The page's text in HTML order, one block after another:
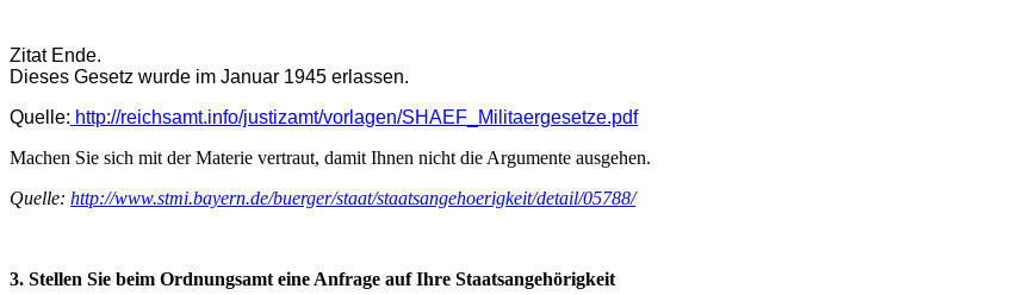
Zitat Ende.
Dieses Gesetz wurde im Januar 1945 erlassen.
Quelle: http://reichsamt.info/justizamt/vorlagen/SHAEF_Militaergesetze.pdf
Machen Sie sich mit der Materie vertraut, damit Ihnen nicht die Argumente ausgehen.
Quelle: http://www.stmi.bayern.de/buerger/staat/staatsangehoerigkeit/detail/05788/
3. Stellen Sie beim Ordnungsamt eine Anfrage auf Ihre Staatsangehörigkeit